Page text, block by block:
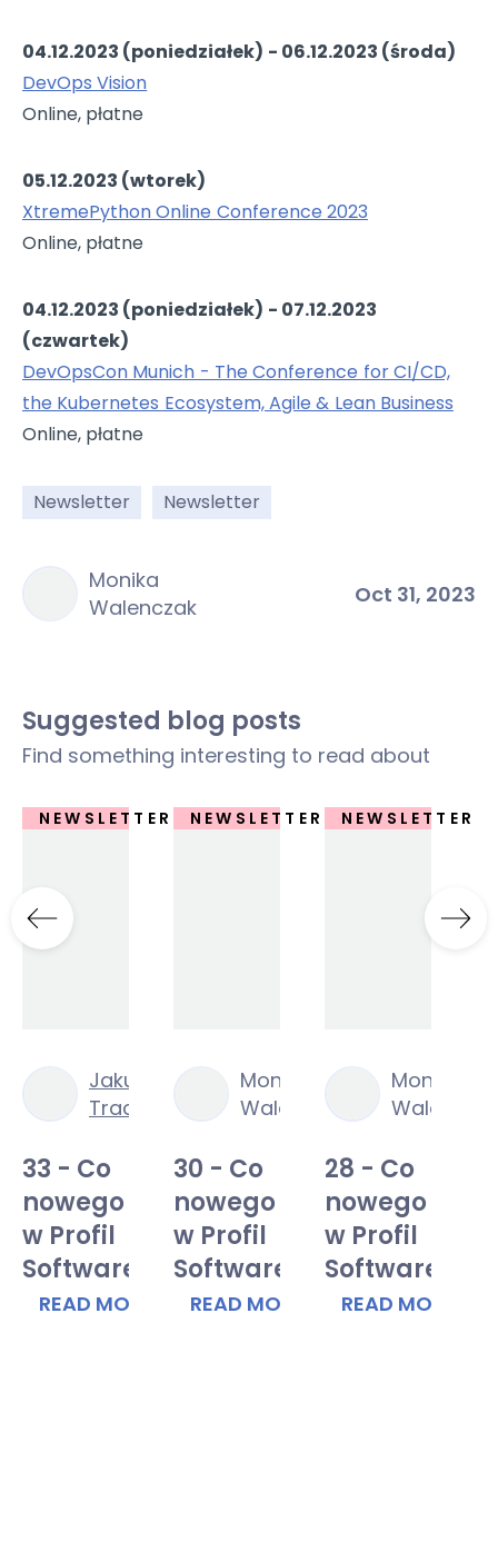
04.12.2023 (poniedziałek) - 06.12.2023 (środa)
DevOps Vision
Online, płatne
05.12.2023 (wtorek)
XtremePython Online Conference 2023
Online, płatne
04.12.2023 (poniedziałek) - 07.12.2023
(czwartek)
DevOpsCon Munich - The Conference for CI/CD,
the Kubernetes Ecosystem, Agile & Lean Business
Online, płatne
Newsletter Newsletter
Monika
Walenczak
Oct 31, 2023
Suggested blog posts
Find something interesting to read about
25,
2025
NEWSLETTER
Jakub
Traczyk
Apr
2026
33 - Co
nowego
w Profil
Software?
READ MORE
NEWSLETTER
Monika
Walenczak
Jul
8,
2025
30 - Co
nowego
w Profil
Software?
READ MORE
NEWSLETTER
Monika
Walenczak
28 - Co
nowego
w Profil
Software?
READ MORE